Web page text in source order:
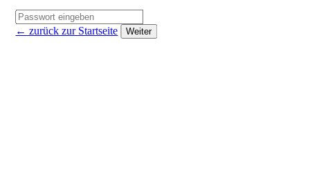
← zurück zur Startseite Weiter